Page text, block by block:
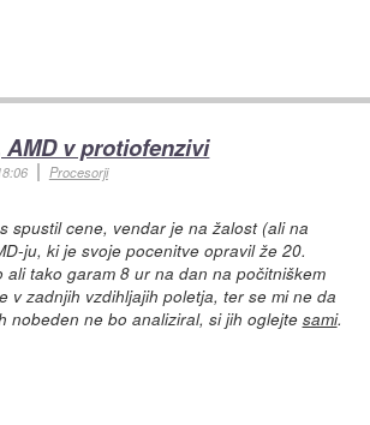
v protiofenzivi
Procesorji
spustil cene, vendar je na žalost (ali na
ju, ki je svoje pocenitve opravil že 20.
ali tako garam 8 ur na dan na počitniškem
v zadnjih vzdihljajih poletja, ter se mi ne da
nobeden ne bo analiziral, si jih oglejte sami.